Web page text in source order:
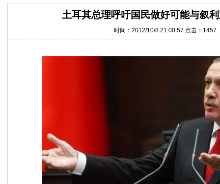
土耳其总理呼吁国民做好可能与叙
时间：2012/10/8 21:00:57 点击：1457